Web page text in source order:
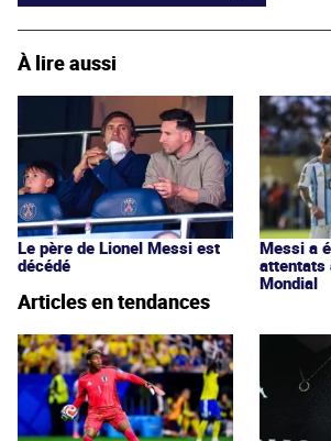
À lire aussi
Le père de Lionel Messi est
décédé
Messi a
attentats
Mondial
Articles en tendances